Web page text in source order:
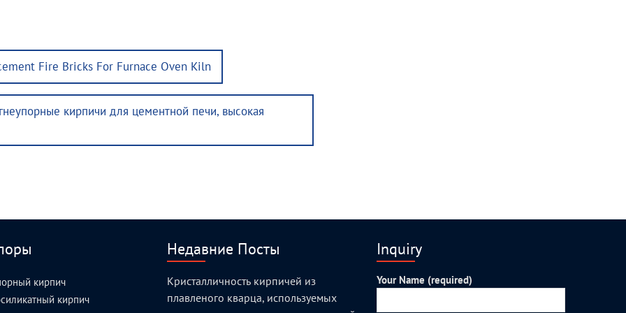
Fire Bricks For Furnace Oven Kiln
кирпичи для цементной печи, высокая
кирпич
кирпич
Недавние Посты
Кристалличность кирпичей из
плавленого кварца, используемых
Inquiry
Your Name (required)